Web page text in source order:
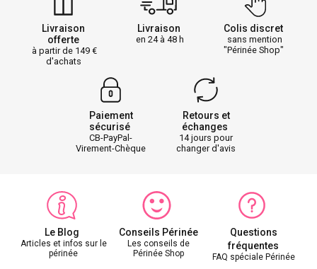
Livraison
offerte
à partir de 149
d'achats
Livraison
en 24 à 48 h
Colis discret
sans mention
"Périnée Shop"
Paiement
sécurisé
CB-PayPal-
Virement-Chèque
Retours et
échanges
14 jours pour
changer d'avis
Le Blog
Articles et infos sur le
périnée
Conseils Périnée
Les conseils de
Périnée Shop
Questions
fréquentes
FAQ spéciale Périnée